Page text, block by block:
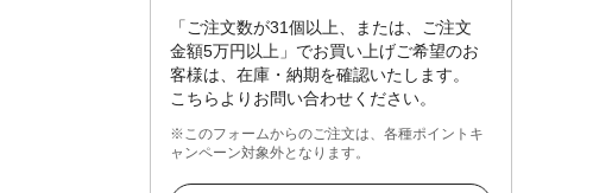
「ご注文数が31個以上、または、ご注文
金額5万円以上」でお買い上げご希望のお
客様は、在庫・納期を確認いたします。
こちらよりお問い合わせください。
※このフォームからのご注文は、各種ポイントキ
ャンペーン対象外となります。